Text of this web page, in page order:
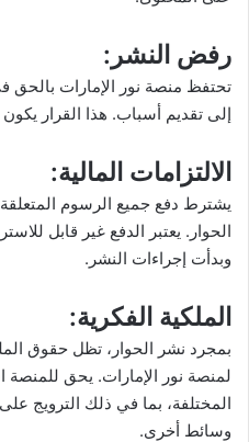
رفض النشر:
تحتفظ منصة نور الإمارات
إلى تقديم أسباب. هذا القرار يكون
الالتزامات المالية:
يشترط دفع جميع الرسوم
الحوار. يعتبر الدفع غير قابل
وبدأت إجراءات النشر.
الملكية الفكرية:
بمجرد نشر الحوار، تظل حقوق
لمنصة نور الإمارات. يحق
المختلفة، بما في ذلك الترويج
وسائط أخرى.